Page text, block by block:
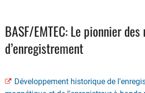
BASF/EMTEC: Le pionnier
d’enregistrement
Développement historique de